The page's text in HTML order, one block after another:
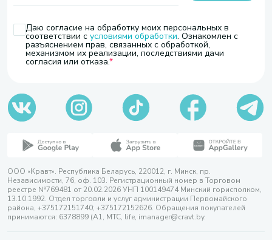
Даю согласие на обработку моих персональных в
соответствии с условиями обработки. Ознакомлен с
разъяснением прав, связанных с обработкой,
механизмом их реализации, последствиями дачи
согласия или отказа.
ООО «Кравт». Республика Беларусь, 220012, г. Минск, пр.
Независимости, 76, оф. 103. Регистрационный номер в Торговом
реестре №769481 от 20.02.2026 УНП 100149474 Минский горисполком,
13.10.1992. Отдел торговли и услуг администрации Первомайского
района, +375172151740; +375172152626. Обращения покупателей
принимаются: 6378899 (А1, МТС, life, imanager@cravt.by.